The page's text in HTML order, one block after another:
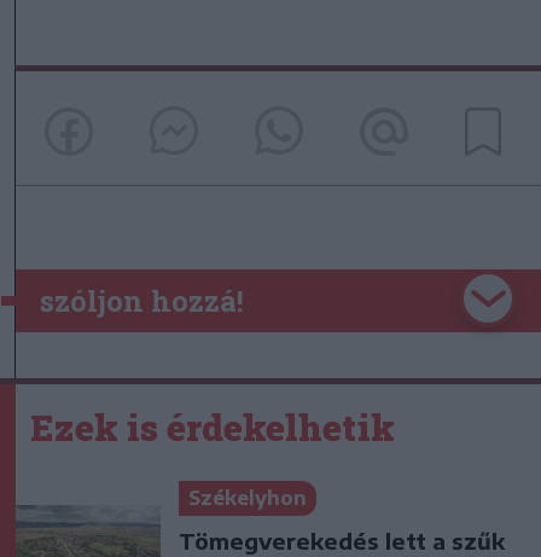
szóljon hozzá!
Ezek is érdekelhetik
Székelyhon
Tömegverekedés lett a szűk